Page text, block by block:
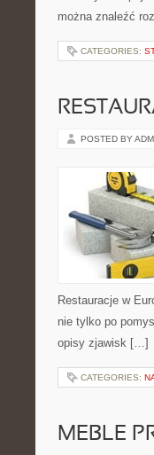
można znaleźć
CATEGORIES:
POSTED BY
Restauracje w
nie tylko po
opisy zjawisk […]
CATEGORIES:
MEBLE